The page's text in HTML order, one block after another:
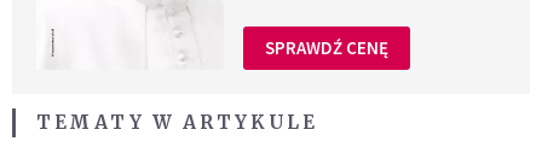
SPRAWDŹ CENĘ
TEMATY W ARTYKULE